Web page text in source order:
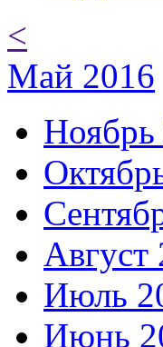
<
Май 2016
Ноябрь
Август
Июль
Июнь